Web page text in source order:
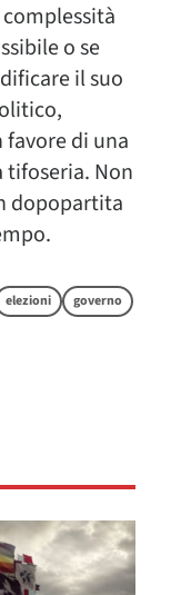
o se
il suo
di una
Non
dopopartita
elezioni
governo